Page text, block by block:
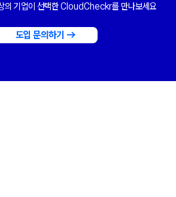
의 기업이 선택한 CloudCheckr를 만나보세요
도입 문의하기 →